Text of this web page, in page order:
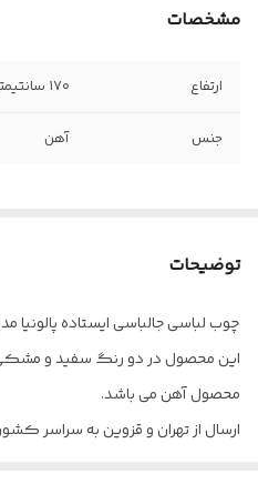
مشخصات
ارتفاع ۱۷۰ سانتیمتر
جنس آهن
توضیحات
این محصول در دو رنگ سفید و
محصول آهن می باشد.
ارسال از تهران و قزوین به سراسر